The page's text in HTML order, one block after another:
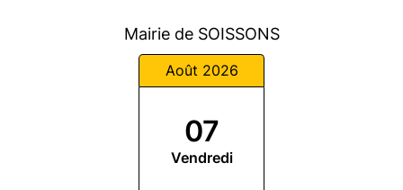
Mairie de SOISSONS
Août 2026
07
Vendredi